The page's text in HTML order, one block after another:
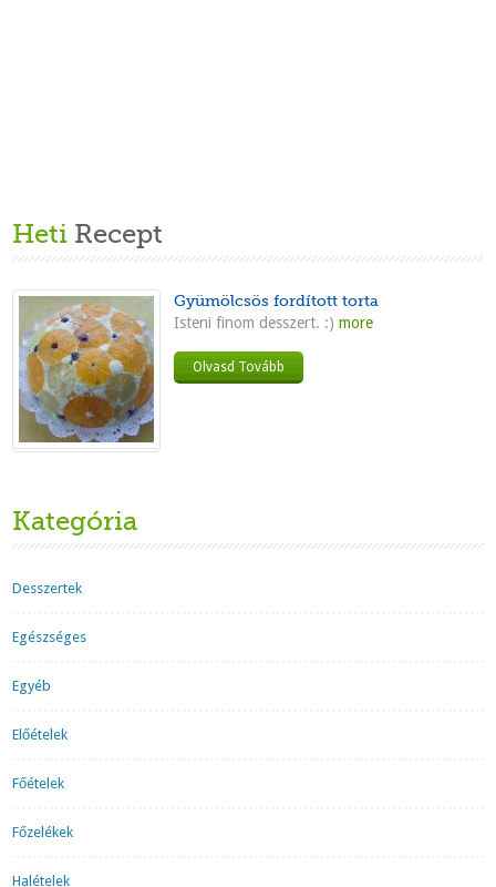
Heti Recept
Gyümölcsös fordított torta
Isteni finom desszert. :) more
Olvasd Tovább
Kategória
Desszertek
Egészséges
Egyéb
Előételek
Főételek
Főzelékek
Halételek